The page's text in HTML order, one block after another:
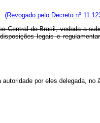
(Revogado pelo Decreto nº
do Brasil, vedada a
legais e
por eles delegada, no